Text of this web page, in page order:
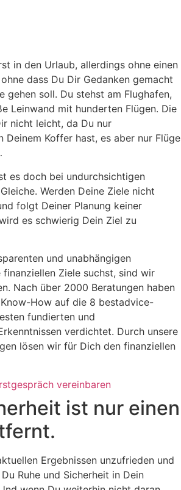
in den Urlaub, allerdings ohne einen
dass Du Dir Gedanken gemacht
gehen soll. Du stehst am Flughafen,
Leinwand mit hunderten Flügen. Die
nicht leicht, da Du nur
Deinem Koffer hast, es aber nur Flüge
es doch bei undurchsichtigen
Werden Deine Ziele nicht
folgt Deiner Planung keiner
es schwierig Dein Ziel zu
und unabhängigen
finanziellen Ziele suchst, sind wir
Nach über 2000 Beratungen haben
How auf die 8 bestadvice-
fundierten und
verdichtet. Durch unsere
lösen wir für Dich den finanziellen
vereinbaren
ist nur einen
Ergebnissen unzufrieden und
Ruhe und Sicherheit in Dein